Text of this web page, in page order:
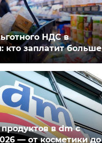
НДС в
кто заплатит больше
в dm с
— от косметики до